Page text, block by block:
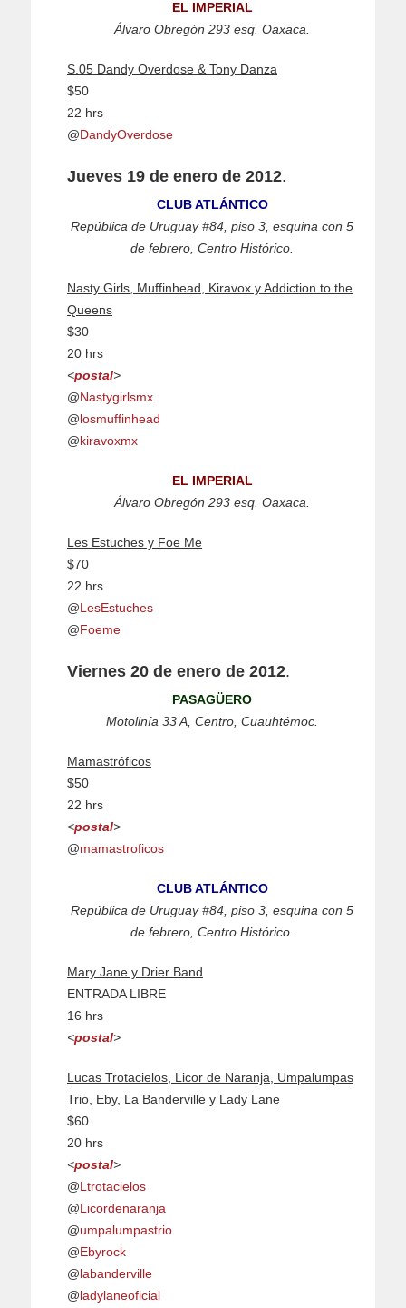
EL IMPERIAL
Álvaro Obregón 293 esq. Oaxaca.
S.05 Dandy Overdose & Tony Danza
$50
22 hrs
@DandyOverdose
Jueves 19 de enero de 2012.
CLUB ATLÁNTICO
República de Uruguay #84, piso 3, esquina con 5
de febrero, Centro Histórico.
Nasty Girls, Muffinhead, Kiravox y Addiction to the
Queens
$30
20 hrs
<postal>
@Nastygirlsmx
@losmuffinhead
@kiravoxmx
EL IMPERIAL
Álvaro Obregón 293 esq. Oaxaca.
Les Estuches y Foe Me
$70
22 hrs
@LesEstuches
@Foeme
Viernes 20 de enero de 2012.
PASAGÜERO
Motolinía 33 A, Centro, Cuauhtémoc.
Mamastróficos
$50
22 hrs
<postal>
@mamastroficos
CLUB ATLÁNTICO
República de Uruguay #84, piso 3, esquina con 5
de febrero, Centro Histórico.
Mary Jane y Drier Band
ENTRADA LIBRE
16 hrs
<postal>
Lucas Trotacielos, Licor de Naranja, Umpalumpas
Trio, Eby, La Banderville y Lady Lane
$60
20 hrs
<postal>
@Ltrotacielos
@Licordenaranja
@umpalumpastrio
@Ebyrock
@labanderville
@ladylaneoficial